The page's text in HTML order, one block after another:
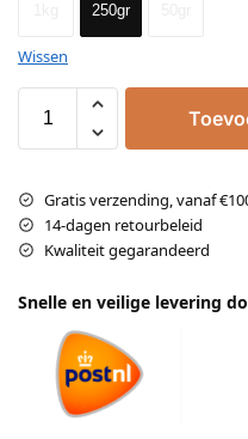
250gr
Wissen
Gratis verzending, vanaf
14-dagen retourbeleid
Kwaliteit gegarandeerd
Snelle en veilige levering